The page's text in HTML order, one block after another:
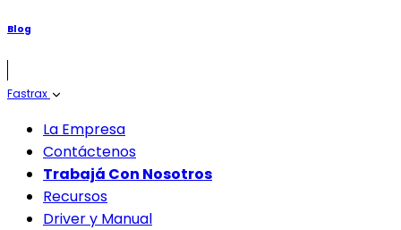
Blog
Fastrax
La Empresa
Contáctenos
Trabajá Con Nosotros
Recursos
Driver y Manual